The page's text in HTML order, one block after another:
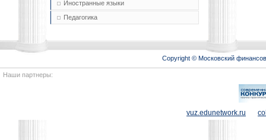
Иностранные языки
Педагогика
Copyright © Московский
Наши партнеры:
vuz.edunetwork.ru